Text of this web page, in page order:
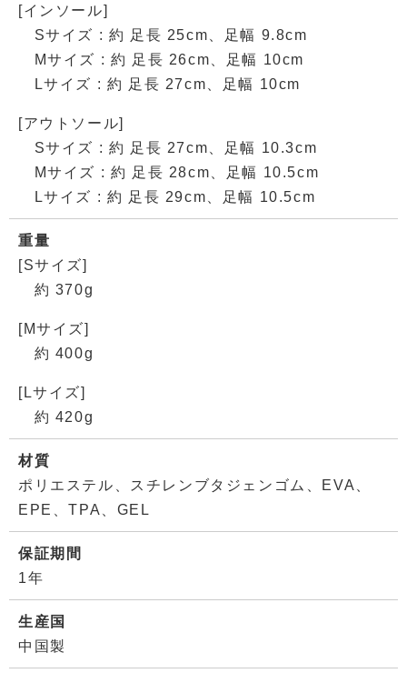
[インソール]
Sサイズ : 約 足長 25cm、足幅 9.8cm
Mサイズ : 約 足長 26cm、足幅 10cm
Lサイズ : 約 足長 27cm、足幅 10cm
[アウトソール]
Sサイズ : 約 足長 27cm、足幅 10.3cm
Mサイズ : 約 足長 28cm、足幅 10.5cm
Lサイズ : 約 足長 29cm、足幅 10.5cm
重量
[Sサイズ]
約 370g
[Mサイズ]
約 400g
[Lサイズ]
約 420g
材質
ポリエステル、スチレンブタジェンゴム、EVA、
EPE、TPA、GEL
保証期間
1年
生産国
中国製